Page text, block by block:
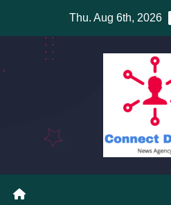
Thu. Aug 6th, 2026